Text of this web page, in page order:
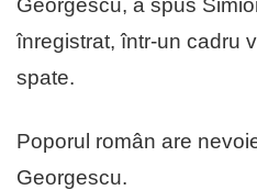
Georgescu, a spus
înregistrat, într-un cadru
spate.
Poporul român are
Georgescu.